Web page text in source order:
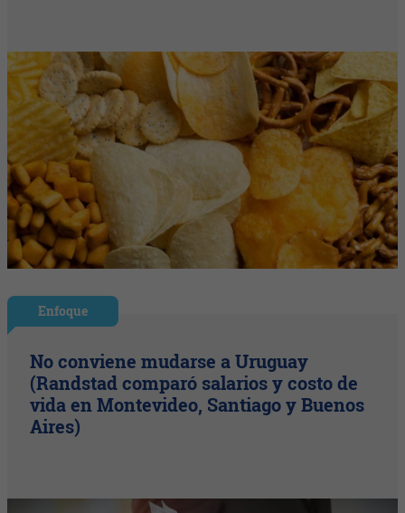
Enfoque
No conviene mudarse a Uruguay
(Randstad comparó salarios y costo de
vida en Montevideo, Santiago y Buenos
Aires)